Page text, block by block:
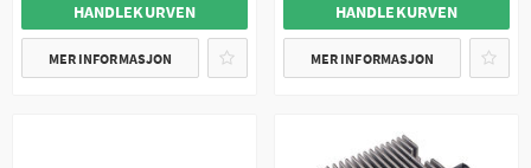
HANDLEKURVEN
MER INFORMASJON
HANDLEKURVEN
MER INFORMASJON